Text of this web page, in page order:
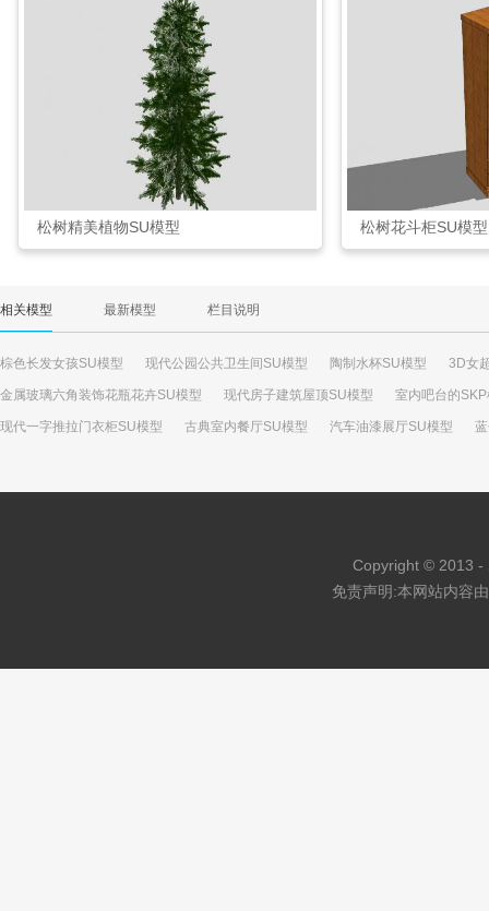
松树精美植物SU模型 松树花斗柜SU模型
相关模型 最新模型 栏目说明
棕色长发女孩SU模型 现代公园公共卫生间SU模型 陶制水杯SU模型 3D女
金属玻璃六角装饰花瓶花卉SU模型 现代房子建筑屋顶SU模型 室内吧台的
现代一字推拉门衣柜SU模型 古典室内餐厅SU模型 汽车油漆展厅SU模型
Copyright © 2013 -
免责声明:本网站内容